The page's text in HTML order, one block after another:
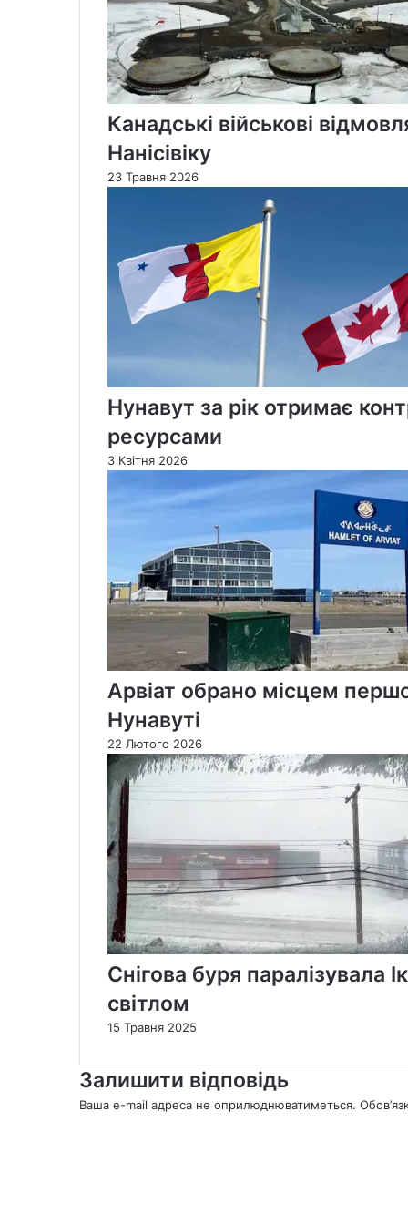
Канадські військові
Нанісівіку
23 Травня 2026
Нунавут за рік отримає
ресурсами
3 Квітня 2026
Арвіат обрано місцем
Нунавуті
22 Лютого 2026
Снігова буря паралізувала
світлом
15 Травня 2025
Залишити відповідь
Ваша e-mail адреса не оприлюднюватиметься.